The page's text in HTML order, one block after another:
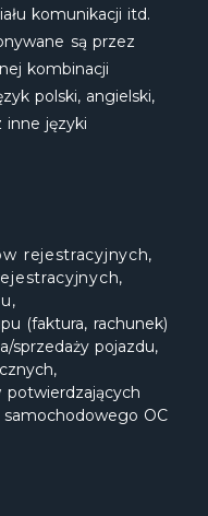
komunikacji itd.
są przez
kombinacji
polski, angielski,
inne języki
rejestracyjnych,
(faktura, rachunek)
sprzedaży pojazdu,
OC